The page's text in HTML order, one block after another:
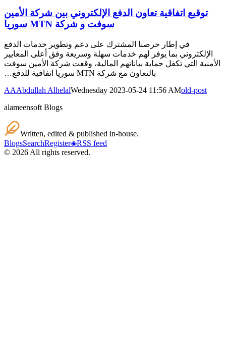
توقيع اتفاقية تعاون الدفع الإلكتروني بين شركة الأمين
سوفت و شركة MTN سوريا
في إطار حرصنا المشترك على دعم وتطوير خدمات الدفع
الإلكتروني بما يوفر لهم خدمات سهلة وسريعة وفق أعلى المعايير
الأمنية التي تكفل حماية بياناتهم المالية، وقعت شركة الأمين سوفت
بالتعاون مع شركة MTN سوريا اتفاقية للدفع…
AAAbdullah AlhelalWednesday 2023-05-24 11:56 AMold-post
alameensoft Blogs
Written, edited & published in-house.
BlogsSearchRegister◈RSS feed
© 2026 All rights reserved.